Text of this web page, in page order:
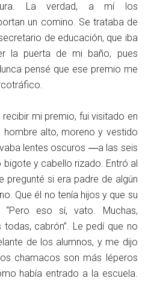
La verdad, a mí los
un comino. Se trataba de
de educación, que iba
la puerta de mi baño, pues
pensé que ese premio me
mi premio, fui visitado en
hombre alto, moreno y vestido
lentes oscuros ―a las seis
y cabello rizado. Entró al
pregunté si era padre de algún
Que él no tenía hijos y que su
eso sí, vato. Muchas,
todas, cabrón”. Le pedí que no
de los alumnos, y me dijo
chamacos son más léperos
había entrado a la escuela.